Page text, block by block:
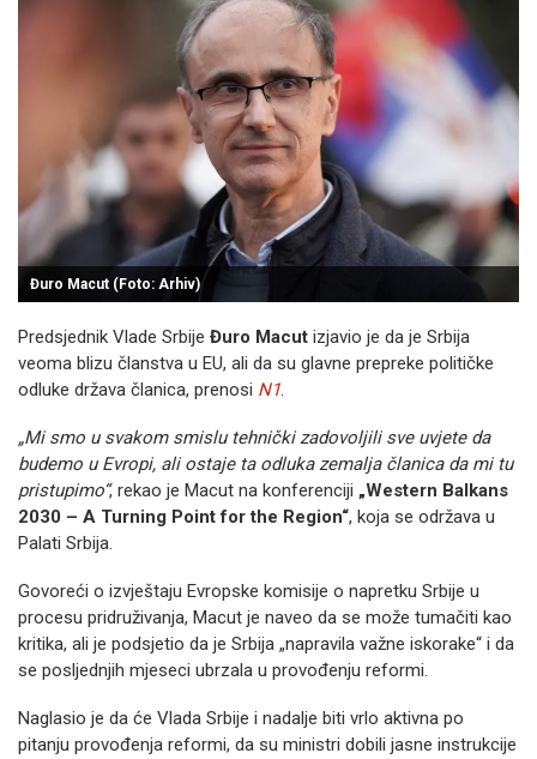
Đuro Macut (Foto: Arhiv)
Predsjednik Vlade Srbije Đuro Macut izjavio je da je Srbija
veoma blizu članstva u EU, ali da su glavne prepreke političke
odluke država članica, prenosi N1.
„Mi smo u svakom smislu tehnički zadovoljili sve uvjete da
budemo u Evropi, ali ostaje ta odluka zemalja članica da mi tu
pristupimo“, rekao je Macut na konferenciji „Western Balkans
2030 – A Turning Point for the Region“, koja se održava u
Palati Srbija.
Govoreći o izvještaju Evropske komisije o napretku Srbije u
procesu pridruživanja, Macut je naveo da se može tumačiti kao
kritika, ali je podsjetio da je Srbija „napravila važne iskorake“ i da
se posljednjih mjeseci ubrzala u provođenju reformi.
Naglasio je da će Vlada Srbije i nadalje biti vrlo aktivna po
pitanju provođenja reformi, da su ministri dobili jasne instrukcije